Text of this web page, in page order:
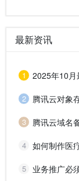
最新资讯
1 2025年10月
2 腾讯云对象
3 腾讯云域名
4 如何制作医
5 业务推广必